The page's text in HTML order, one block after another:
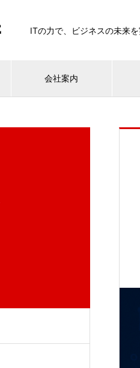
ITの力で、ビジネスの未来
会社案内